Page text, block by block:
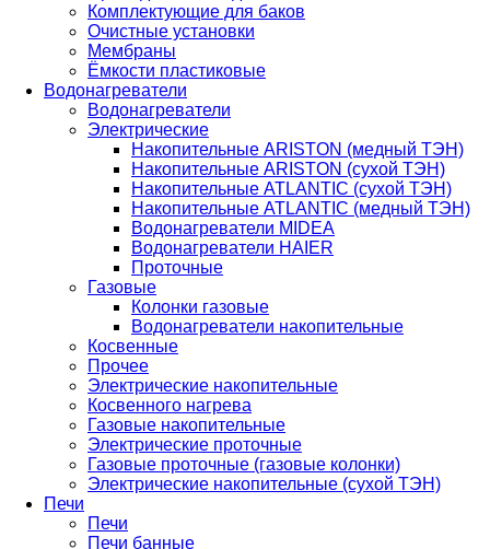
Комплектующие для баков
Очистные установки
Мембраны
Ёмкости пластиковые
Водонагреватели
Водонагреватели
Электрические
Накопительные ARISTON (медный ТЭН)
Накопительные ARISTON (сухой ТЭН)
Накопительные ATLANTIC (сухой ТЭН)
Накопительные ATLANTIC (медный ТЭН)
Водонагреватели MIDEA
Водонагреватели HAIER
Проточные
Газовые
Колонки газовые
Водонагреватели накопительные
Косвенные
Прочее
Электрические накопительные
Косвенного нагрева
Газовые накопительные
Электрические проточные
Газовые проточные (газовые колонки)
Электрические накопительные (сухой ТЭН)
Печи
Печи
Печи банные